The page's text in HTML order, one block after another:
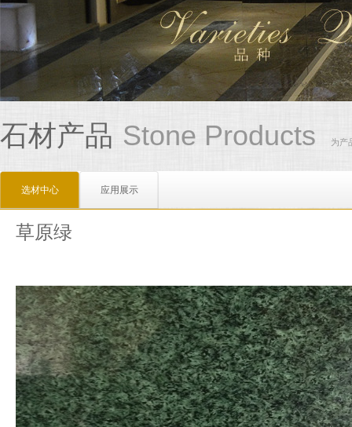
石材产品 Stone Products 为产
选材中心 应用展示
草原绿